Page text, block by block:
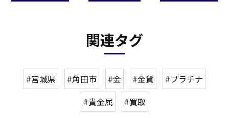
関連タグ
#宮城県 #角田市 #金 #金貨
#プラチナ
#貴金属
#買取